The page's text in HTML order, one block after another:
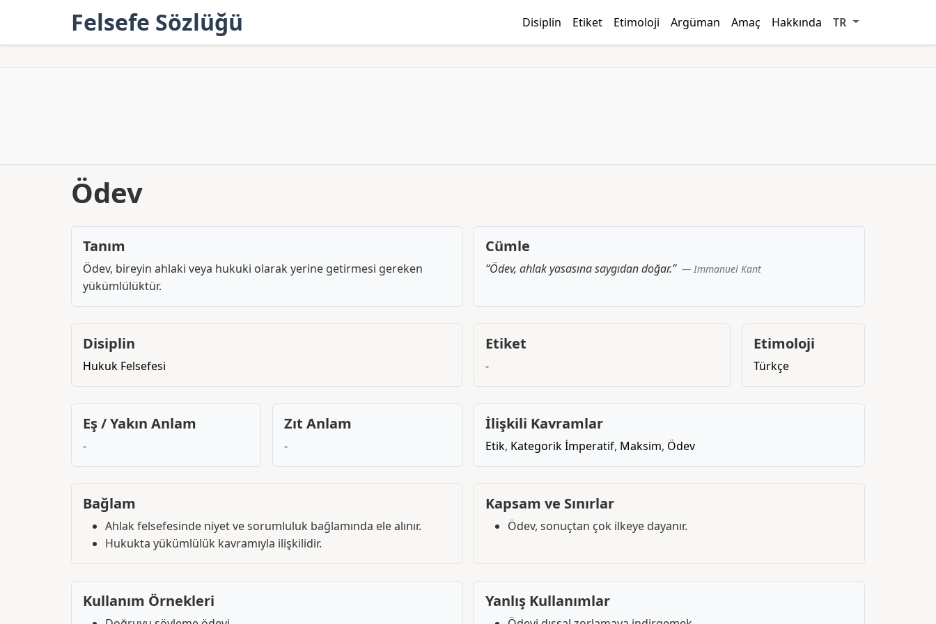
Felsefe Sözlüğü Disiplin Etiket Etimoloji Argüman Amaç Hakkında TR
Ödev
Tanım
Ödev, bireyin ahlaki veya hukuki olarak yerine getirmesi gereken
yükümlülüktür.
Cümle
“Ödev, ahlak yasasına saygıdan doğar.” Immanuel Kant
Disiplin
Hukuk Felsefesi
Etiket
-
Etimoloji
Türkçe
Eş / Yakın Anlam
-
Zıt Anlam
-
İlişkili Kavramlar
Etik, Kategorik İmperatif, Maksim, Ödev
Bağlam
Ahlak felsefesinde niyet ve sorumluluk bağlamında ele alınır.
Hukukta yükümlülük kavramıyla ilişkilidir.
Kapsam ve Sınırlar
Ödev, sonuçtan çok ilkeye dayanır.
Kullanım Örnekleri Yanlış Kullanımlar